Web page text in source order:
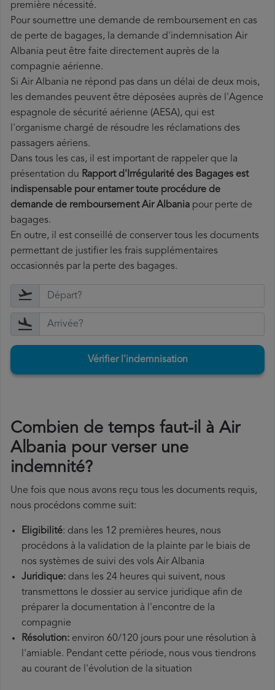
première nécessité.
Pour soumettre une demande de remboursement en cas
de perte de bagages, la demande d'indemnisation Air
Albania peut être faite directement auprès de la
compagnie aérienne.
Si Air Albania ne répond pas dans un délai de deux mois,
les demandes peuvent être déposées auprès de l'Agence
espagnole de sécurité aérienne (AESA), qui est
l'organisme chargé de résoudre les réclamations des
passagers aériens.
Dans tous les cas, il est important de rappeler que la
présentation du Rapport d'Irrégularité des Bagages est
indispensable pour entamer toute procédure de
demande de remboursement Air Albania pour perte de
bagages.
En outre, il est conseillé de conserver tous les documents
permettant de justifier les frais supplémentaires
occasionnés par la perte des bagages.
Vérifier l'indemnisation
Combien de temps faut-il à Air
Albania pour verser une
indemnité?
Une fois que nous avons reçu tous les documents requis,
nous procédons comme suit:
Eligibilité: dans les 12 premières heures, nous
procédons à la validation de la plainte par le biais de
nos systèmes de suivi des vols Air Albania
Juridique: dans les 24 heures qui suivent, nous
transmettons le dossier au service juridique afin de
préparer la documentation à l'encontre de la
compagnie
Résolution: environ 60/120 jours pour une résolution à
l'amiable. Pendant cette période, nous vous tiendrons
au courant de l'évolution de la situation